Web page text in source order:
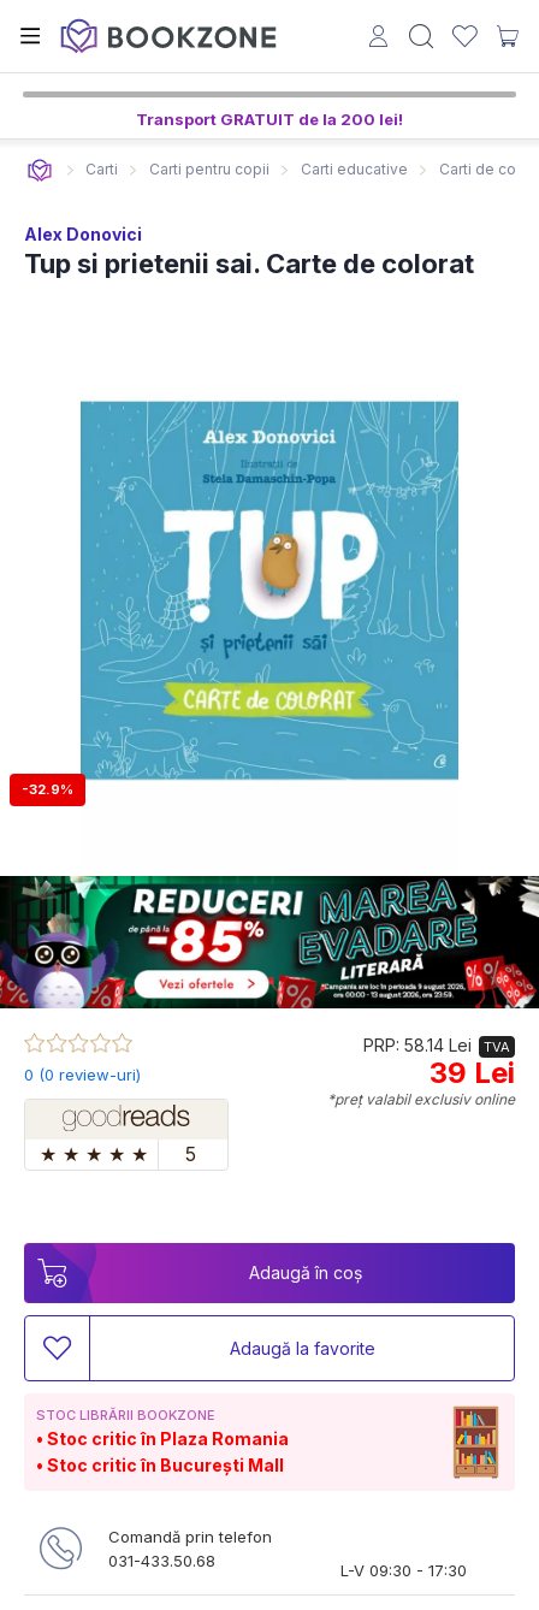
Transport GRATUIT de la 200 lei!
Carti Carti pentru copii Carti educative Carti de
Alex Donovici
Tup si prietenii sai. Carte de colorat
-32.9%
0 (0 review-uri)
★ ★ ★ ★ ★ 5
PRP: 58.14 Lei TVA
39 Lei
*preț valabil exclusiv online
Adaugă în coș
Adaugă la favorite
STOC LIBRĂRII BOOKZONE
Stoc critic în Plaza Romania
Stoc critic în București Mall
Comandă prin telefon
031-433.50.68
L-V 09:30 - 17:30